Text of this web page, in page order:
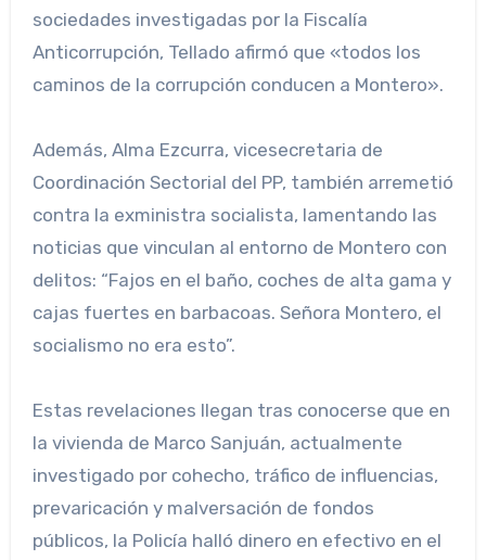
sociedades investigadas por la Fiscalía
Anticorrupción, Tellado afirmó que «todos los
caminos de la corrupción conducen a Montero».
Además, Alma Ezcurra, vicesecretaria de
Coordinación Sectorial del PP, también arremetió
contra la exministra socialista, lamentando las
noticias que vinculan al entorno de Montero con
delitos: “Fajos en el baño, coches de alta gama y
cajas fuertes en barbacoas. Señora Montero, el
socialismo no era esto”.
Estas revelaciones llegan tras conocerse que en
la vivienda de Marco Sanjuán, actualmente
investigado por cohecho, tráfico de influencias,
prevaricación y malversación de fondos
públicos, la Policía halló dinero en efectivo en el